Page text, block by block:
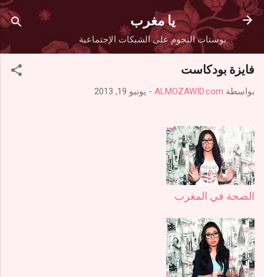
التخطي إلى المحتوى الرئيسي
يا مغرب
بوستات النجوم على الشبكات الإجتماعية
فايزة بودكاست
بواسطة ALMOZAWID.com
- يونيو 19, 2013
الصحة في المغرب